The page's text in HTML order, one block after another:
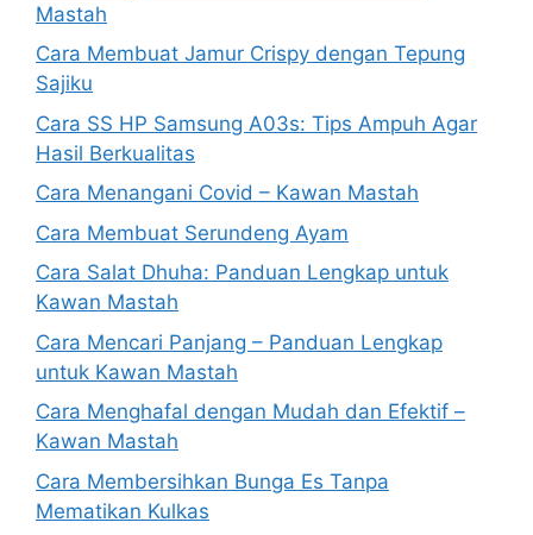
Mastah
Cara Membuat Jamur Crispy dengan Tepung
Sajiku
Cara SS HP Samsung A03s: Tips Ampuh Agar
Hasil Berkualitas
Cara Menangani Covid – Kawan Mastah
Cara Membuat Serundeng Ayam
Cara Salat Dhuha: Panduan Lengkap untuk
Kawan Mastah
Cara Mencari Panjang – Panduan Lengkap
untuk Kawan Mastah
Cara Menghafal dengan Mudah dan Efektif –
Kawan Mastah
Cara Membersihkan Bunga Es Tanpa
Mematikan Kulkas